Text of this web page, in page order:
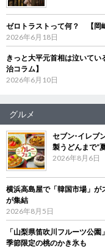
ゼロトラストって何？ 【岡
2026年6月18日
きっと大平元首相は泣いて
治コラム】
2026年6月10日
グルメ
セブン‐イレブ
製うどんまで“
2026年8月6日
横浜高島屋で「韓国市場」
が集結
2026年8月5日
「山梨県笛吹川フルーツ公
季節限定の桃のかき氷も